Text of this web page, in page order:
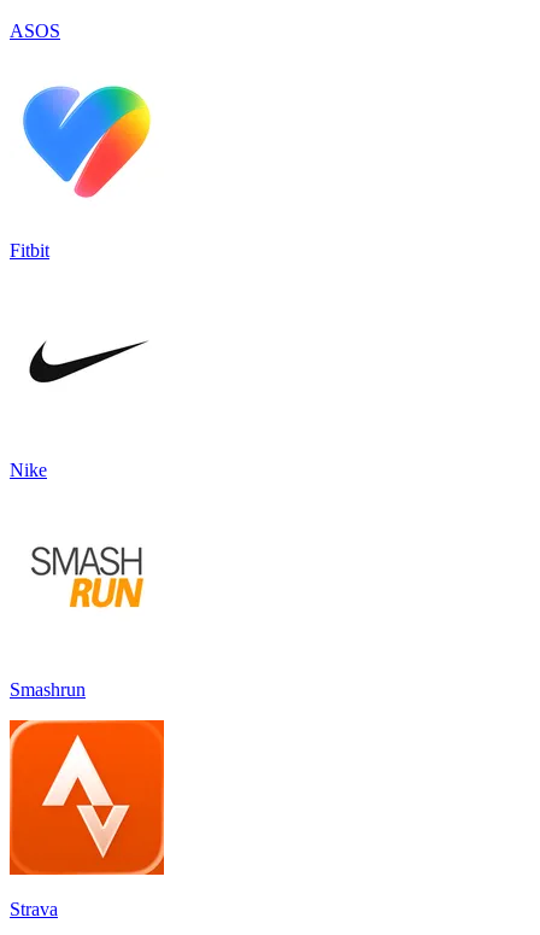
ASOS
Fitbit
Nike
Smashrun
Strava